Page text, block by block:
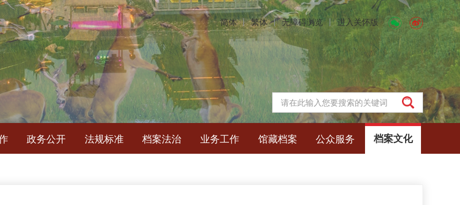
简体 丨 繁体 丨 无障碍浏览 丨 进入关怀版
政务公开 法规标准 档案法治 业务工作 馆藏档案 公众服务 档案文化